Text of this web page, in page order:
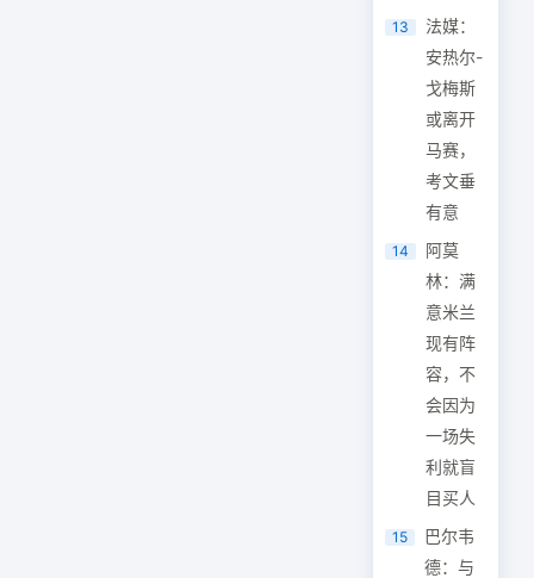
13
法媒：
安热尔-
戈梅斯
或离开
马赛，
考文垂
有意
14
阿莫
林：满
意米兰
现有阵
容，不
会因为
一场失
利就盲
目买人
15
巴尔韦
德：与